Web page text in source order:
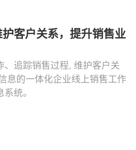
客户关系，提升销售业
、追踪销售过程, 维护客户关
息的一体化企业线上销售工作
统。